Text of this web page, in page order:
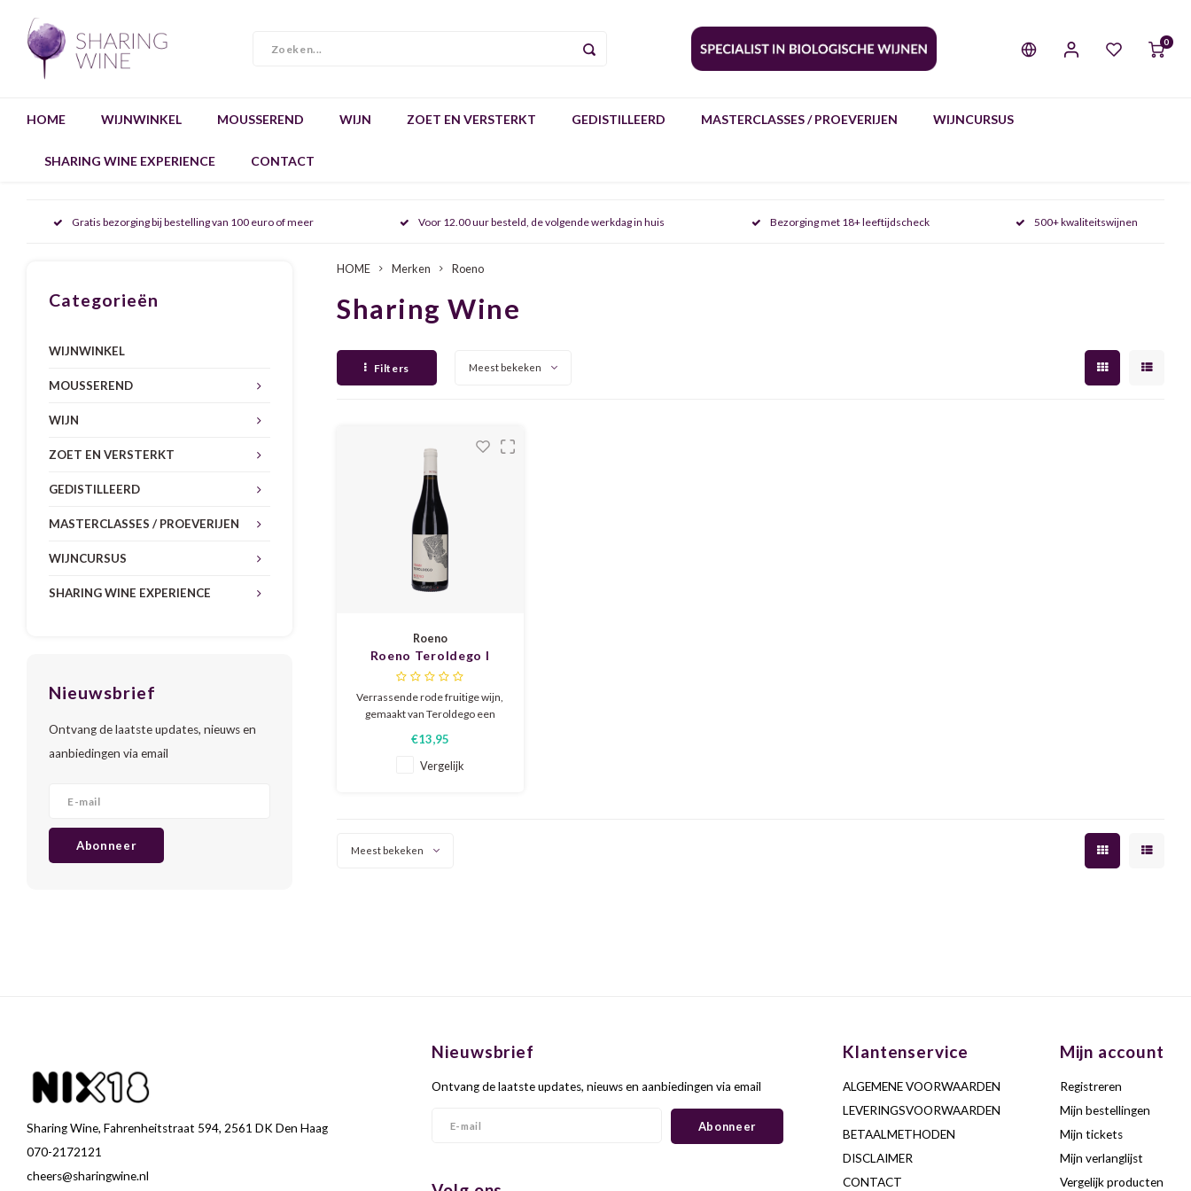
0
HOME WIJNWINKEL MOUSSEREND WIJN ZOET EN VERSTERKT GEDISTILLEERD MASTERCLASSES / PROEVERIJEN WIJNCURSUS
SHARING WINE EXPERIENCE CONTACT
Gratis bezorging bij bestelling van 100 euro of meer Voor 12.00 uur besteld, de volgende werkdag in huis Bezorging met 18+ leeftijdscheck 500+ kwaliteitswijnen
Categorieën
WIJNWINKEL
MOUSSEREND
WIJN
ZOET EN VERSTERKT
GEDISTILLEERD
MASTERCLASSES / PROEVERIJEN
WIJNCURSUS
SHARING WINE EXPERIENCE
Nieuwsbrief
Ontvang de laatste updates, nieuws en
aanbiedingen via email
Abonneer
HOME Merken Roeno
Sharing Wine
Filters Meest bekeken
Roeno
Roeno Teroldego I
Dossi 2023
Verrassende rode fruitige wijn,
gemaakt van Teroldego een
De wijn heeft hints van zoete
specerijen, bloemen en kruiden
€13,95
Vergelijk
Meest bekeken
Sharing Wine, Fahrenheitstraat 594, 2561 DK Den Haag
070-2172121
cheers@sharingwine.nl
Nieuwsbrief
Ontvang de laatste updates, nieuws en aanbiedingen via email
Abonneer
Klantenservice
ALGEMENE VOORWAARDEN
LEVERINGSVOORWAARDEN
BETAALMETHODEN
DISCLAIMER
CONTACT
Mijn account
Registreren
Mijn bestellingen
Mijn tickets
Mijn verlanglijst
Vergelijk producten